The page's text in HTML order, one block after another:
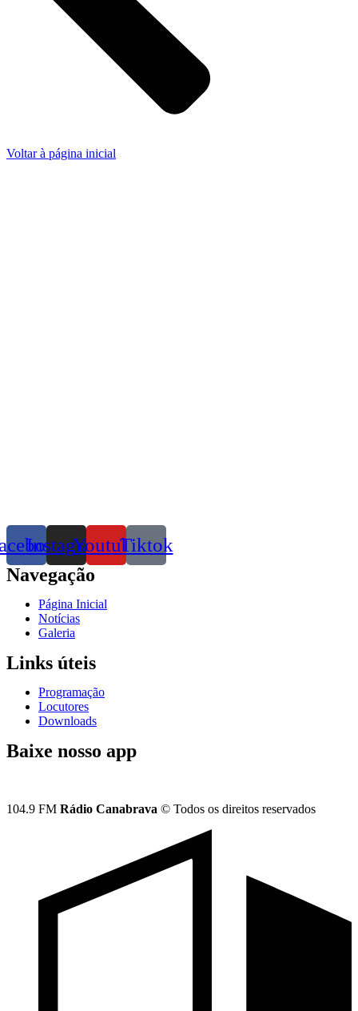
Voltar à página inicial
InstagramYoutubeTiktok
Navegação
Página Inicial
Notícias
Galeria
Links úteis
Programação
Locutores
Downloads
Baixe nosso app
104.9 FM Rádio Canabrava © Todos os direitos reservados